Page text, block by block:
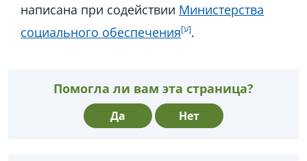
написана при содействии Министерства
социального обеспечения
.
Помогла ли вам эта страница?
Да Нет